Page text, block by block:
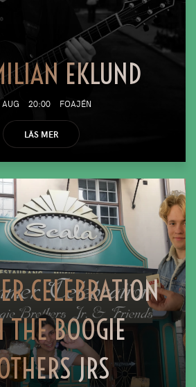
EKLUND
20:00 FOAJÉN
LÄS MER
CELEBRATION
THE BOOGIE
JRS